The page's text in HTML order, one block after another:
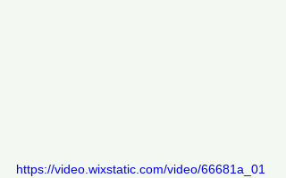
https://video.wixstatic.com/video/66681a_01